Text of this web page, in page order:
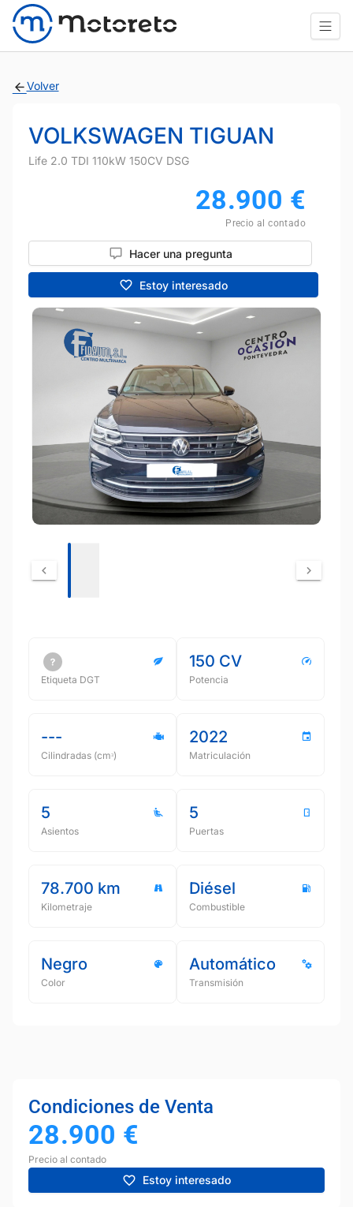
Volver
VOLKSWAGEN TIGUAN
Life 2.0 TDI 110kW 150CV DSG
28.900 €
Precio al contado
Hacer una pregunta
Estoy interesado
Etiqueta DGT
150 CV
Potencia
---
Cilindradas (cmᵌ)
2022
Matriculación
5
Asientos
5
Puertas
78.700 km
Kilometraje
Diésel
Combustible
Negro
Color
Automático
Transmisión
Condiciones de Venta
28.900 €
Precio al contado
Estoy interesado